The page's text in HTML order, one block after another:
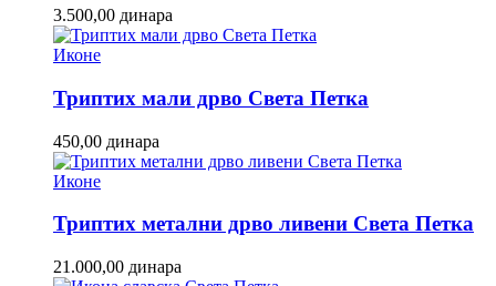
3.500,00 динара
Иконе
Триптих мали дрво Света Петка
450,00 динара
Иконе
Триптих метални дрво ливени Света Петка
21.000,00 динара